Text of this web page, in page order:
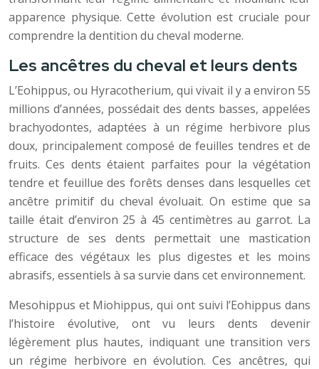
apparence physique. Cette évolution est cruciale pour
comprendre la dentition du cheval moderne.
Les ancêtres du cheval et leurs dents
L’Eohippus, ou Hyracotherium, qui vivait il y a environ 55
millions d’années, possédait des dents basses, appelées
brachyodontes, adaptées à un régime herbivore plus
doux, principalement composé de feuilles tendres et de
fruits. Ces dents étaient parfaites pour la végétation
tendre et feuillue des forêts denses dans lesquelles cet
ancêtre primitif du cheval évoluait. On estime que sa
taille était d’environ 25 à 45 centimètres au garrot. La
structure de ses dents permettait une mastication
efficace des végétaux les plus digestes et les moins
abrasifs, essentiels à sa survie dans cet environnement.
Mesohippus et Miohippus, qui ont suivi l’Eohippus dans
l’histoire évolutive, ont vu leurs dents devenir
légèrement plus hautes, indiquant une transition vers
un régime herbivore en évolution. Ces ancêtres, qui